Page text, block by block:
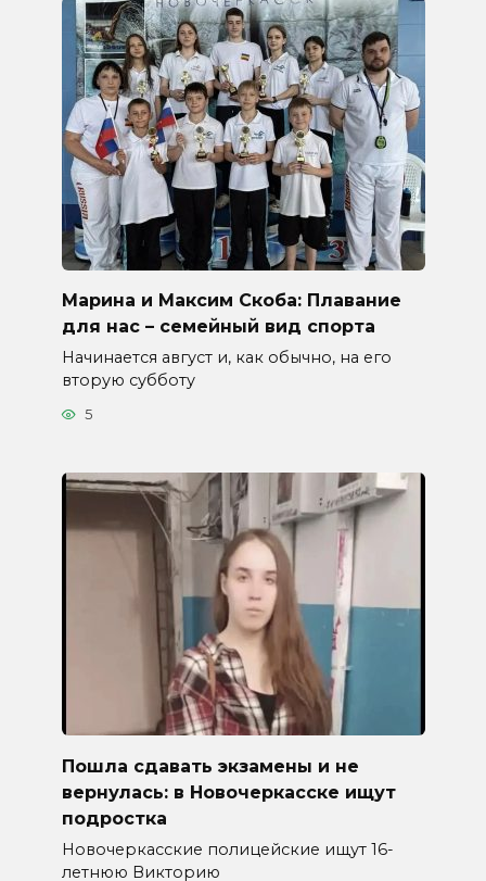
Марина и Максим Скоба: Плавание
для нас – семейный вид спорта
Начинается август и, как обычно, на его
вторую субботу
5
Пошла сдавать экзамены и не
вернулась: в Новочеркасске ищут
подростка
Новочеркасские полицейские ищут 16-
летнюю Викторию